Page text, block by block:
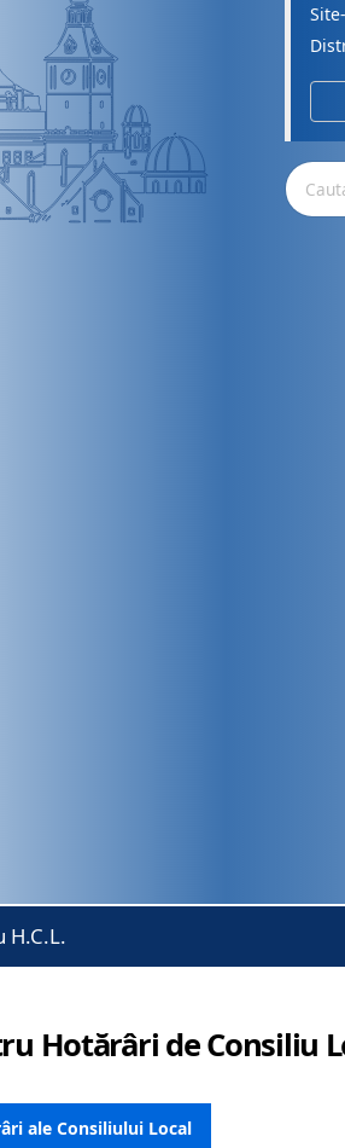
H.C.L.
Hotărâri de Consiliu
ale Consiliului Local